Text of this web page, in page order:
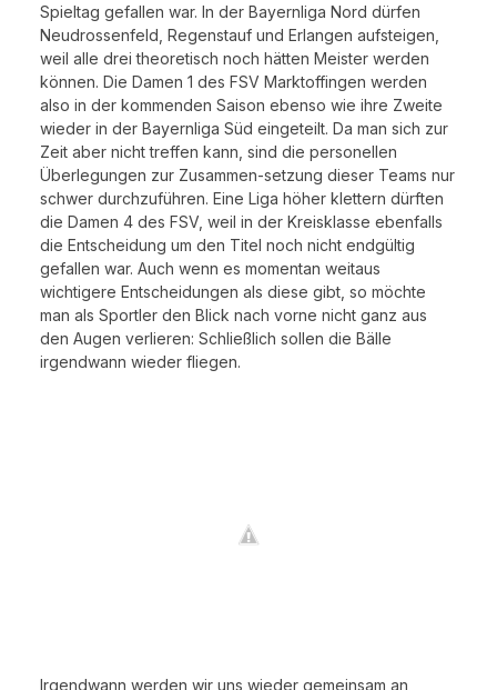
Spieltag gefallen war. In der Bayernliga Nord dürfen
Neudrossenfeld, Regenstauf und Erlangen aufsteigen,
weil alle drei theoretisch noch hätten Meister werden
können. Die Damen 1 des FSV Marktoffingen werden
also in der kommenden Saison ebenso wie ihre Zweite
wieder in der Bayernliga Süd eingeteilt. Da man sich zur
Zeit aber nicht treffen kann, sind die personellen
Überlegungen zur Zusammen-setzung dieser Teams nur
schwer durchzuführen. Eine Liga höher klettern dürften
die Damen 4 des FSV, weil in der Kreisklasse ebenfalls
die Entscheidung um den Titel noch nicht endgültig
gefallen war. Auch wenn es momentan weitaus
wichtigere Entscheidungen als diese gibt, so möchte
man als Sportler den Blick nach vorne nicht ganz aus
den Augen verlieren: Schließlich sollen die Bälle
irgendwann wieder fliegen.
Irgendwann werden wir uns wieder gemeinsam an